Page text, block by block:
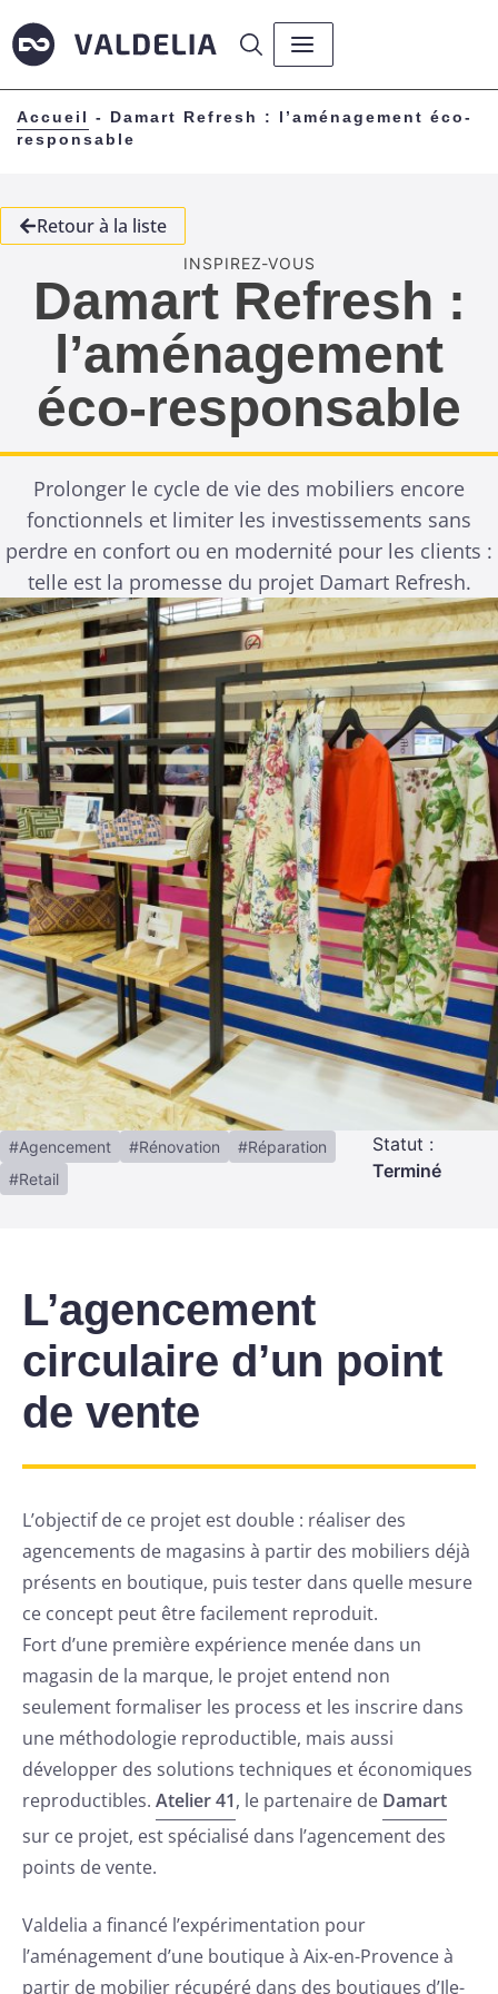
Accueil - Damart Refresh : l’aménagement éco-
responsable
Retour à la liste
INSPIREZ-VOUS
Damart Refresh :
l’aménagement
éco-responsable
Prolonger le cycle de vie des mobiliers encore
fonctionnels et limiter les investissements sans
perdre en confort ou en modernité pour les clients :
telle est la promesse du projet Damart Refresh.
Agencement Rénovation
Réparation
Retail
Statut :
Terminé
L’agencement
circulaire d’un point
de vente
L’objectif de ce projet est double : réaliser des
agencements de magasins à partir des mobiliers déjà
présents en boutique, puis tester dans quelle mesure
ce concept peut être facilement reproduit.
Fort d’une première expérience menée dans un
magasin de la marque, le projet entend non
seulement formaliser les process et les inscrire dans
une méthodologie reproductible, mais aussi
développer des solutions techniques et économiques
reproductibles. Atelier 41, le partenaire de Damart
sur ce projet, est spécialisé dans l’agencement des
points de vente.
Valdelia a financé l’expérimentation pour
l’aménagement d’une boutique à Aix-en-Provence à
partir de mobilier récupéré dans des boutiques d’Ile-